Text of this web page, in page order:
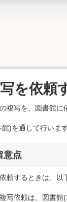
を依頼
複写を、図書館に
)を通して行います
意点
頼するときは、以
写依頼は、図書